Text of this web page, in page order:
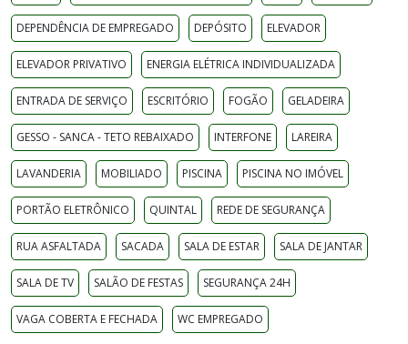
DEPENDÊNCIA DE EMPREGADO DEPÓSITO ELEVADOR
ELEVADOR PRIVATIVO ENERGIA ELÉTRICA INDIVIDUALIZADA
ENTRADA DE SERVIÇO ESCRITÓRIO FOGÃO GELADEIRA
GESSO - SANCA - TETO REBAIXADO INTERFONE LAREIRA
LAVANDERIA MOBILIADO PISCINA PISCINA NO IMÓVEL
PORTÃO ELETRÔNICO QUINTAL REDE DE SEGURANÇA
RUA ASFALTADA SACADA SALA DE ESTAR SALA DE JANTAR
SALA DE TV SALÃO DE FESTAS SEGURANÇA 24H
VAGA COBERTA E FECHADA WC EMPREGADO